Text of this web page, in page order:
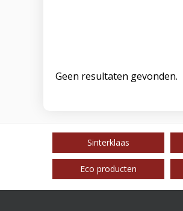
Geen resultaten gevonden.
Sinterklaas
Eco producten